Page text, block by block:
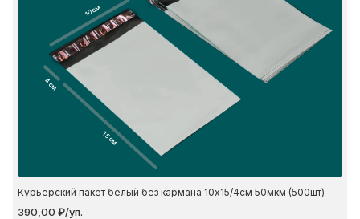
10 см
4 см
15 см
Курьерский пакет белый без кармана 10х15/4см 50мкм (500шт)
390,00 ₽/уп.